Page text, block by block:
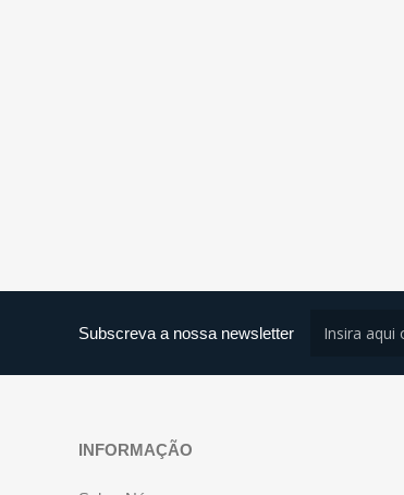
Subscreva a nossa newsletter
INFORMAÇÃO